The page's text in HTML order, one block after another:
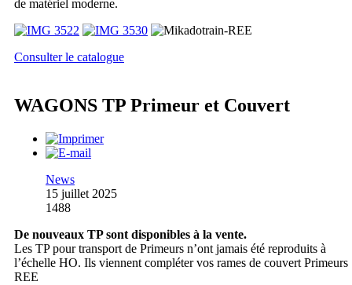
de matériel moderne.
Consulter le catalogue
WAGONS TP Primeur et Couvert
News
15 juillet 2025
1488
De nouveaux TP sont disponibles à la vente.
Les TP pour transport de Primeurs n’ont jamais été reproduits à
l’échelle HO. Ils viennent compléter vos rames de couvert Primeurs
REE